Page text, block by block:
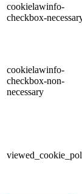
cookielawinfo-
checkbox-
cookielawinfo-
checkbox-non-
necessary